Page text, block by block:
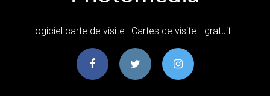
Logiciel carte de visite : Cartes de visite - gratuit ...